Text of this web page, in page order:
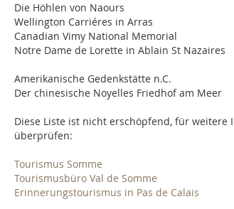
Die Höhlen von Naours
Wellington Carriéres in Arras
Canadian Vimy National Memorial
Notre Dame de Lorette in Ablain St Nazaires
Amerikanische Gedenkstätte n.C.
Der chinesische Noyelles Friedhof am Meer
Diese Liste ist nicht erschöpfend, für
überprüfen:
Tourismus Somme
Tourismusbüro Val de Somme
Erinnerungstourismus in Pas de Calais